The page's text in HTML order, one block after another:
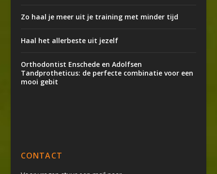
Zo haal je meer uit je training met minder tijd
Haal het allerbeste uit jezelf
Orthodontist Enschede en Adolfsen
Tandprotheticus: de perfecte combinatie voor een
mooi gebit
CONTACT